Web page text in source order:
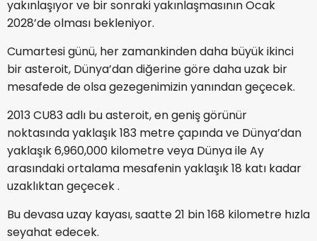
yakınlaşıyor ve bir sonraki yakınlaşmasının Ocak
2028’de olması bekleniyor.
Cumartesi günü, her zamankinden daha büyük ikinci
bir asteroit, Dünya’dan diğerine göre daha uzak bir
mesafede de olsa gezegenimizin yanından geçecek.
2013 CU83 adlı bu asteroit, en geniş görünür
noktasında yaklaşık 183 metre çapında ve Dünya’dan
yaklaşık 6,960,000 kilometre veya Dünya ile Ay
arasındaki ortalama mesafenin yaklaşık 18 katı kadar
uzaklıktan geçecek .
Bu devasa uzay kayası, saatte 21 bin 168 kilometre hızla
seyahat edecek.